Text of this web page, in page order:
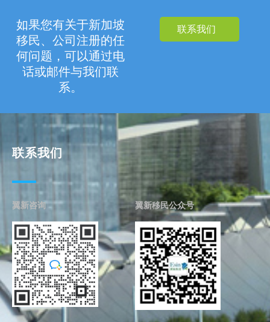
如果您有关于新加坡
移民、公司注册的任
何问题，可以通过电
话或邮件与我们联
系。
联系我们
联系我们
翼新咨询 翼新移民公众号